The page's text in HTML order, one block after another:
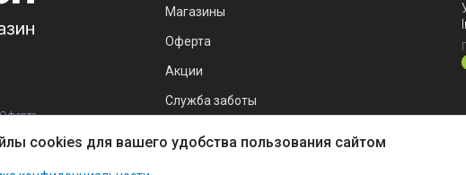
Оферта
Магазины
Оферта
Акции
Служба заботы
cookies для вашего удобства пользования сайтом
cookies, чтобы Вы могли заказать товар в интернет-магазине и